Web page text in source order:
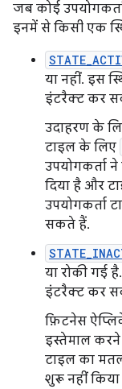
जब कोई
इनमें से किसी एक
या नहीं. इस
इंटरैक्ट कर
उदाहरण के
टाइल के लिए
उपयोगकर्ता
दिया है और
उपयोगकर्ता
सकते हैं.
या रोकी गई
इंटरैक्ट कर
फ़िटनेस
इस्तेमाल
टाइल का
शुरू नहीं